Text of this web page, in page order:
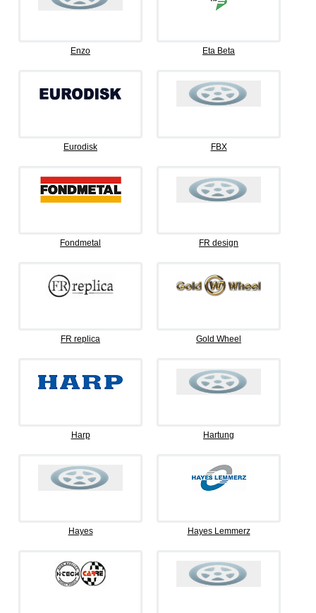
Enzo Eta Beta
Eurodisk FBX
Fondmetal FR design
FR replica Gold Wheel
Harp Hartung
Hayes Hayes Lemmerz